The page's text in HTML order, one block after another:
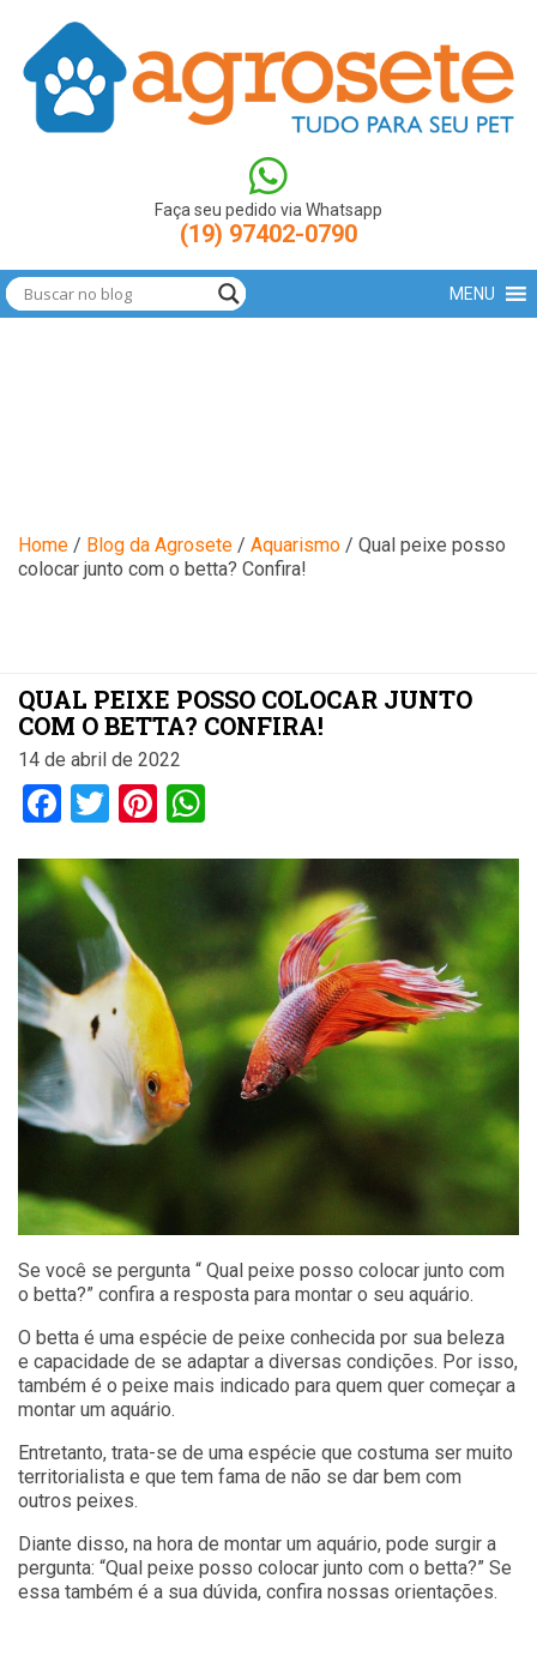
Date().getTime(),event:'gtm.js'});var
f=d.getElementsByTagName(s)[0],
j=d.createElement(s),dl=l!='dataLayer'?'&l='+l:'';j.async=true;j.src=
'https://www.googletagmanager.com/gtm.js?
id='+i+dl;f.parentNode.insertBefore(j,f); })
(window,document,'script','dataLayer','GTM-N9LBXCV');
Faça seu pedido via Whatsapp
(19) 97402-0790
MENU
Blog
Home / Blog da Agrosete / Aquarismo / Qual peixe posso
colocar junto com o betta? Confira!
QUAL PEIXE POSSO COLOCAR JUNTO
COM O BETTA? CONFIRA!
14 de abril de 2022
Facebook
TwitterPinterest
Se você se pergunta “ Qual peixe posso colocar junto com
o betta?” confira a resposta para montar o seu aquário.
O betta é uma espécie de peixe conhecida por sua beleza
e capacidade de se adaptar a diversas condições. Por isso,
também é o peixe mais indicado para quem quer começar a
montar um aquário.
Entretanto, trata-se de uma espécie que costuma ser muito
territorialista e que tem fama de não se dar bem com
outros peixes.
Diante disso, na hora de montar um aquário, pode surgir a
pergunta: “Qual peixe posso colocar junto com o betta?” Se
essa também é a sua dúvida, confira nossas orientações.